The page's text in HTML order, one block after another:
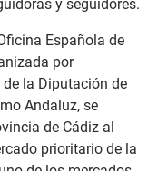
y seguidores.
Española de
por
la Diputación de
Andaluz, se
de Cádiz al
prioritario de la